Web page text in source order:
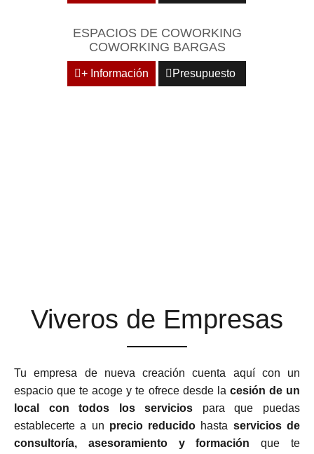
ESPACIOS DE COWORKING
COWORKING BARGAS
+ Información Presupuesto
Viveros de Empresas
Tu empresa de nueva creación cuenta aquí con un
espacio que te acoge y te ofrece desde la cesión de un
local con todos los servicios para que puedas
establecerte a un precio reducido hasta servicios de
consultoría, asesoramiento y formación que te